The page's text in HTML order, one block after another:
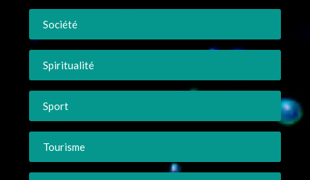
Société
Spiritualité
Sport
Tourisme